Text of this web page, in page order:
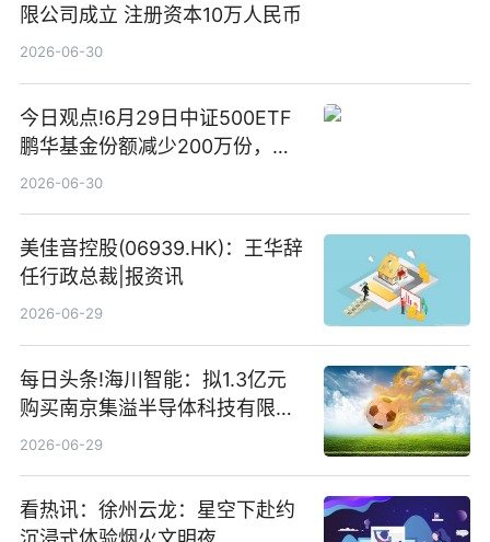
限公司成立 注册资本10万人民币
2026-06-30
今日观点!6月29日中证500ETF
鹏华基金份额减少200万份，重
仓股亨通光电、赤峰黄金、佰维
2026-06-30
美佳音控股(06939.HK)：王华辞
任行政总裁|报资讯
2026-06-29
每日头条!海川智能：拟1.3亿元
购买南京集溢半导体科技有限公
司15.3%股权
2026-06-29
看热讯：徐州云龙：星空下赴约